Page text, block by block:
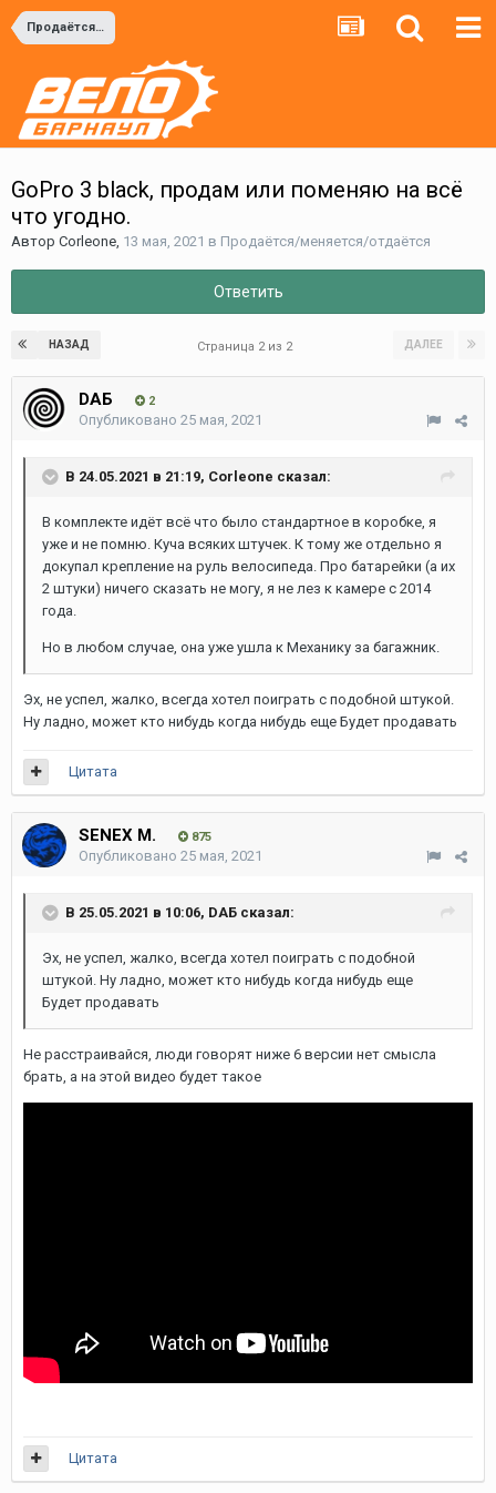
Продаётся/меняется/отдаётся
GoPro 3 black, продам или поменяю на всё
что угодно.
Автор Corleone, 13 мая, 2021 в Продаётся/меняется/отдаётся
Ответить
НАЗАД ДАЛЕЕ
Страница 2 из 2
DAБ 2
Опубликовано 25 мая, 2021
В 24.05.2021 в 21:19, Corleone сказал:
В комплекте идёт всё что было стандартное в коробке, я
уже и не помню. Куча всяких штучек. К тому же отдельно я
докупал крепление на руль велосипеда. Про батарейки (а их
2 штуки) ничего сказать не могу, я не лез к камере с 2014
года.
Но в любом случае, она уже ушла к Механику за багажник.
Эх, не успел, жалко, всегда хотел поиграть с подобной штукой.
Ну ладно, может кто нибудь когда нибудь еще Будет продавать
Цитата
SENEX M. 875
Опубликовано 25 мая, 2021
В 25.05.2021 в 10:06, DAБ сказал:
Эх, не успел, жалко, всегда хотел поиграть с подобной
штукой. Ну ладно, может кто нибудь когда нибудь еще
Будет продавать
Не расстраивайся, люди говорят ниже 6 версии нет смысла
брать, а на этой видео будет такое
Цитата